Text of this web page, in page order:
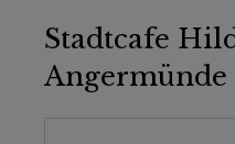
Stadtcafe
Angermünde